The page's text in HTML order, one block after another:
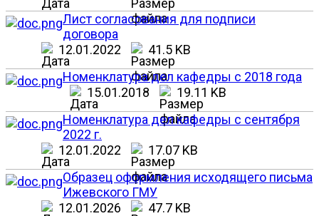
Лист согласования для подписи
договора
12.01.2022
41.5 KB
Номенклатура дел кафедры с 2018 года
15.01.2018
19.11 KB
Номенклатура дел кафедры с сентября
2022 г.
12.01.2022
17.07 KB
Образец оформления исходящего письма
Ижевского ГМУ
12.01.2026
47.7 KB